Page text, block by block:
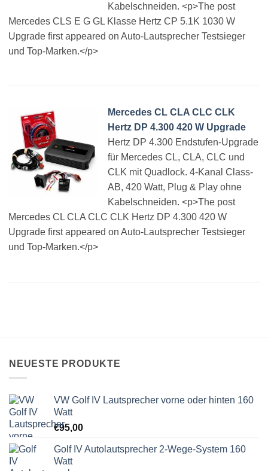
Kabelschneiden. <p>The post
Mercedes CLS E G GL Klasse Hertz CP 5.1K 1030 W
Upgrade first appeared on Auto-Lautsprecher Testsieger
und Top-Marken.</p>
Mercedes CL CLA CLC CLK
Hertz DP 4.300 420 W Upgrade
Hertz DP 4.300 Endstufen-Upgrade
für Mercedes CL, CLA, CLC und
CLK mit Quadlock. 4-Kanal Class-
AB, 420 Watt, Plug & Play ohne
Kabelschneiden. <p>The post
Mercedes CL CLA CLC CLK Hertz DP 4.300 420 W
Upgrade first appeared on Auto-Lautsprecher Testsieger
und Top-Marken.</p>
NEUESTE PRODUKTE
VW Golf IV Lautsprecher vorne oder hinten 160
Watt
€95,00
Golf IV Autolautsprecher 2-Wege-System 160
Watt